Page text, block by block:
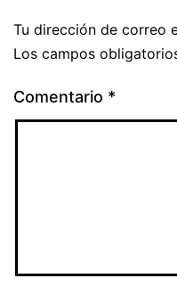
Tu dirección de correo
Los campos
Comentario *